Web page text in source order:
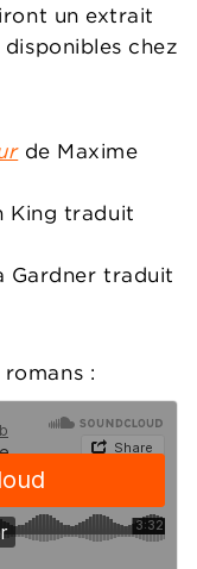
un extrait
chez
de Maxime
King traduit
Gardner traduit
: